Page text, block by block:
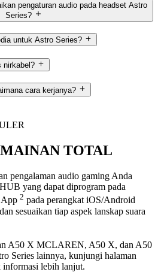
pengaturan audio pada headset Astro
Series?
untuk Astro Series?
nirkabel?
cara kerjanya?
TOTAL
pengalaman audio gaming Anda
yang dapat diprogram pada
2 pada perangkat iOS/Android
sesuaikan tiap aspek lanskap suara
A50 X MCLAREN, A50 X, dan A50
Series lainnya, kunjungi halaman
informasi lebih lanjut.